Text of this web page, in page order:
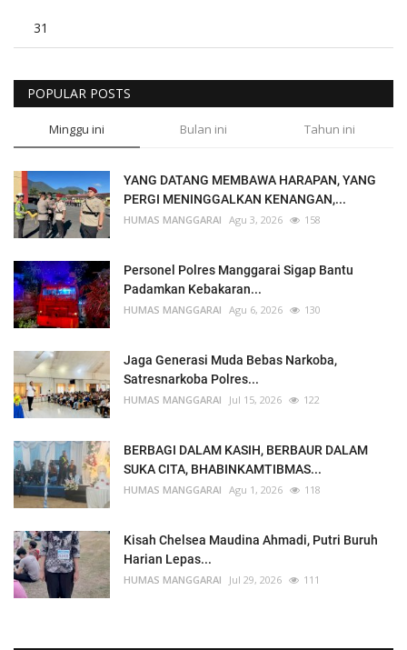
31
POPULAR POSTS
Minggu ini Bulan ini Tahun ini
YANG DATANG MEMBAWA HARAPAN, YANG
PERGI MENINGGALKAN KENANGAN,...
HUMAS MANGGARAI Agu 3, 2026 158
Personel Polres Manggarai Sigap Bantu
Padamkan Kebakaran...
HUMAS MANGGARAI Agu 6, 2026 130
Jaga Generasi Muda Bebas Narkoba,
Satresnarkoba Polres...
HUMAS MANGGARAI Jul 15, 2026 122
BERBAGI DALAM KASIH, BERBAUR DALAM
SUKA CITA, BHABINKAMTIBMAS...
HUMAS MANGGARAI Agu 1, 2026 118
Kisah Chelsea Maudina Ahmadi, Putri Buruh
Harian Lepas...
HUMAS MANGGARAI Jul 29, 2026 111